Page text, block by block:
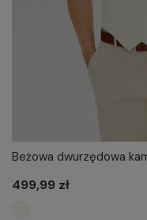
Beżowa dwurzędowa
499,99 zł